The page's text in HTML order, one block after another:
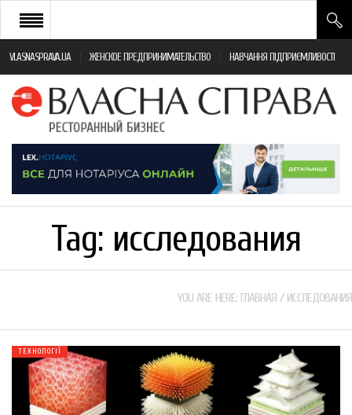
VLASNASPRAVA.UA ЖЕНСКОЕ ПРЕДПРИНИМАТЕЛЬСТВО НАВЧАННЯ ПІДПРИЄМЛИВОСТІ
НОВИНИ РЕСТОРАННОГО БІЗНЕСУ
ЯК ВІДКРИТИ ТА УСПІШНО КЕРУВАТИ
МОНІТОРИНГ ЗАКОНОДАВСТВА
ФРАНЧАЙЗИНГ
Tag: исследования
YOU ARE HERE: ГЛАВНАЯ / ИССЛЕДОВАНИЯ
ТЕХНОЛОГІЇ